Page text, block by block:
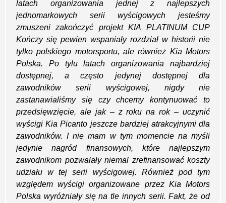
latach organizowania jednej z najlepszych
jednomarkowych serii wyścigowych jesteśmy
zmuszeni zakończyć projekt KIA PLATINUM CUP
Kończy się pewien wspaniały rozdział w historii nie
tylko polskiego motorsportu, ale również Kia Motors
Polska. Po tylu latach organizowania najbardziej
dostępnej, a często jedynej dostępnej dla
zawodników serii wyścigowej, nigdy nie
zastanawialiśmy się czy chcemy kontynuować to
przedsięwzięcie, ale jak – z roku na rok – uczynić
wyścigi Kia Picanto jeszcze bardziej atrakcyjnymi dla
zawodników. I nie mam w tym momencie na myśli
jedynie nagród finansowych, które najlepszym
zawodnikom pozwalały niemal zrefinansować koszty
udziału w tej serii wyścigowej. Również pod tym
względem wyścigi organizowane przez Kia Motors
Polska wyróżniały się na tle innych serii. Fakt, że od